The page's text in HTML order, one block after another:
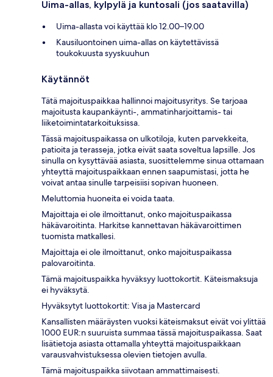
Uima-allas, kylpylä ja kuntosali (jos saatavilla)
Uima-allasta voi käyttää klo 12.00–19.00
Kausiluontoinen uima-allas on käytettävissä
toukokuusta syyskuuhun
Käytännöt
Tätä majoituspaikkaa hallinnoi majoitusyritys. Se tarjoaa
majoitusta kaupankäynti-, ammatinharjoittamis- tai
liiketoimintatarkoituksissa.
Tässä majoituspaikassa on ulkotiloja, kuten parvekkeita,
patioita ja terasseja, jotka eivät saata soveltua lapsille. Jos
sinulla on kysyttävää asiasta, suosittelemme sinua ottamaan
yhteyttä majoituspaikkaan ennen saapumistasi, jotta he
voivat antaa sinulle tarpeisiisi sopivan huoneen.
Meluttomia huoneita ei voida taata.
Majoittaja ei ole ilmoittanut, onko majoituspaikassa
häkävaroitinta. Harkitse kannettavan häkävaroittimen
tuomista matkallesi.
Majoittaja ei ole ilmoittanut, onko majoituspaikassa
palovaroitinta.
Tämä majoituspaikka hyväksyy luottokortit. Käteismaksuja
ei hyväksytä.
Hyväksytyt luottokortit: Visa ja Mastercard
Kansallisten määräysten vuoksi käteismaksut eivät voi ylittää
1000 EUR:n suuruista summaa tässä majoituspaikassa. Saat
lisätietoja asiasta ottamalla yhteyttä majoituspaikkaan
varausvahvistuksessa olevien tietojen avulla.
Tämä majoituspaikka siivotaan ammattimaisesti.